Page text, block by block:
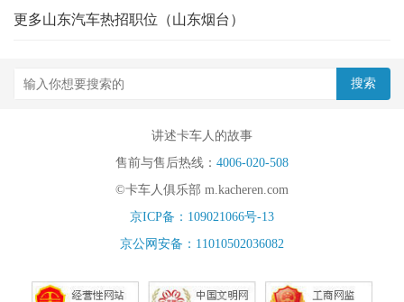
更多山东汽车热招职位（山东烟台）
讲述卡车人的故事
售前与售后热线： 4006-020-508
©卡车人俱乐部 m.kacheren.com
京ICP备：109021066号-13
京公网安备：11010502036082